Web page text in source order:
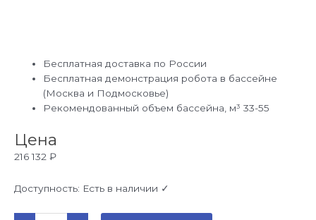
Бесплатная доставка по России
Бесплатная демонстрация робота в бассейне
(Москва и Подмосковье)
Рекомендованный объем бассейна, м³ 33-55
Цена
216 132 ₽
Доступность: Есть в наличии ✓
Количество